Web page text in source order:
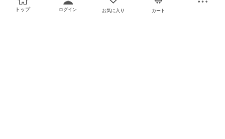
トップ ログイン お気に入り カート